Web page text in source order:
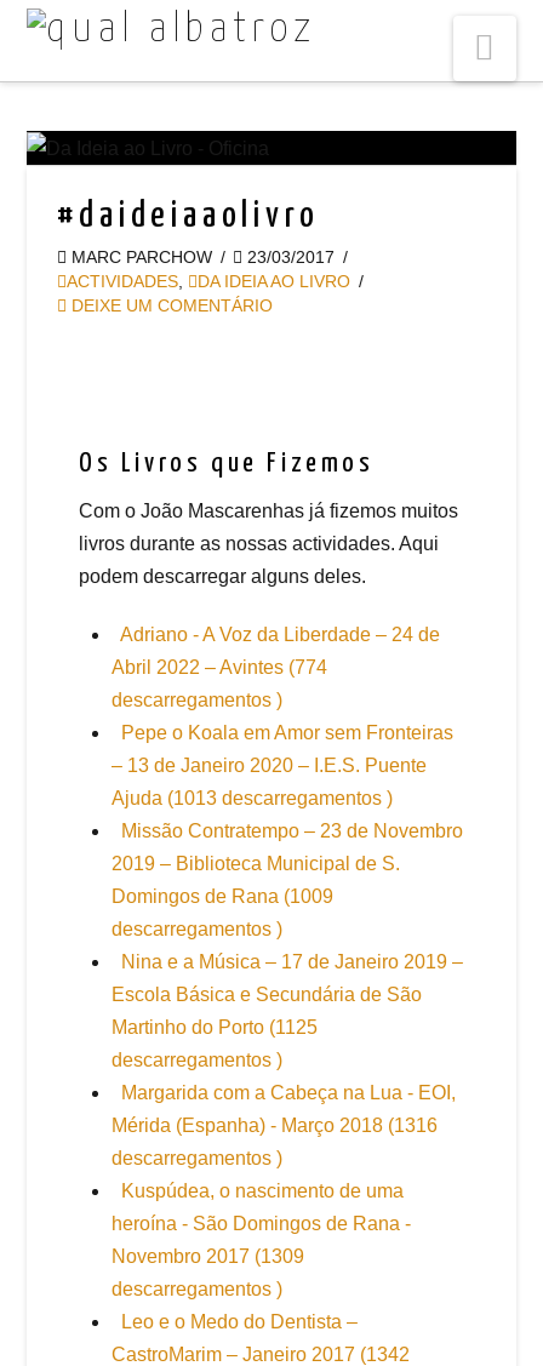
#daideiaaolivro
MARC PARCHOW
23/03/2017
ACTIVIDADES
DA IDEIA AO LIVRO
DEIXE UM COMENTÁRIO
Os Livros que Fizemos
Com o João Mascarenhas já fizemos muitos
livros durante as nossas actividades. Aqui
podem descarregar alguns deles.
Adriano - A Voz da Liberdade – 24 de
Abril 2022 – Avintes (774
descarregamentos )
Pepe o Koala em Amor sem Fronteiras
– 13 de Janeiro 2020 – I.E.S. Puente
Ajuda (1013 descarregamentos )
Missão Contratempo – 23 de Novembro
2019 – Biblioteca Municipal de S.
Domingos de Rana (1009
descarregamentos )
Nina e a Música – 17 de Janeiro 2019 –
Escola Básica e Secundária de São
Martinho do Porto (1125
descarregamentos )
Margarida com a Cabeça na Lua - EOI,
Mérida (Espanha) - Março 2018 (1316
descarregamentos )
Kuspúdea, o nascimento de uma
heroína - São Domingos de Rana -
Novembro 2017 (1309
descarregamentos )
Leo e o Medo do Dentista –
CastroMarim – Janeiro 2017 (1342